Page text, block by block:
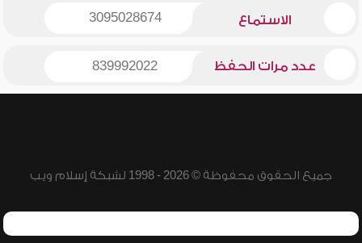
الاستماع 3095028674
عدد مرات الحفظ 839992022
جميع الحقوق محفوظة © 2026 - 1998 لشبكة إسلام ويب